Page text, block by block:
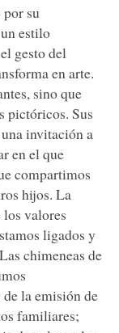
por su
estilo
gesto del
en arte.
sino que
pictóricos. Sus
invitación a
en el que
compartimos
hijos. La
valores
ligados y
chimeneas de
la emisión de
familiares;